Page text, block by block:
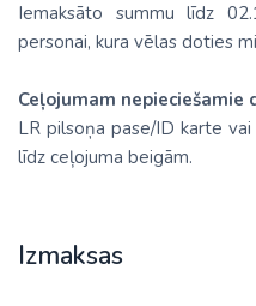
Iemaksāto summu līdz
personai, kura vēlas doties
Ceļojumam nepieciešamie
LR pilsoņa pase/ID karte
līdz ceļojuma beigām.
Izmaksas